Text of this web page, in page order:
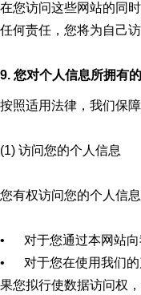
在您访问这些网站的同
任何责任，您将为自己
9. 您对个人信息所拥有
按照适用法律，我们保
(1) 访问您的个人信息
您有权访问您的个人信
• 对于您通过本网站向
• 对于您在使用我们的
果您拟行使数据访问权